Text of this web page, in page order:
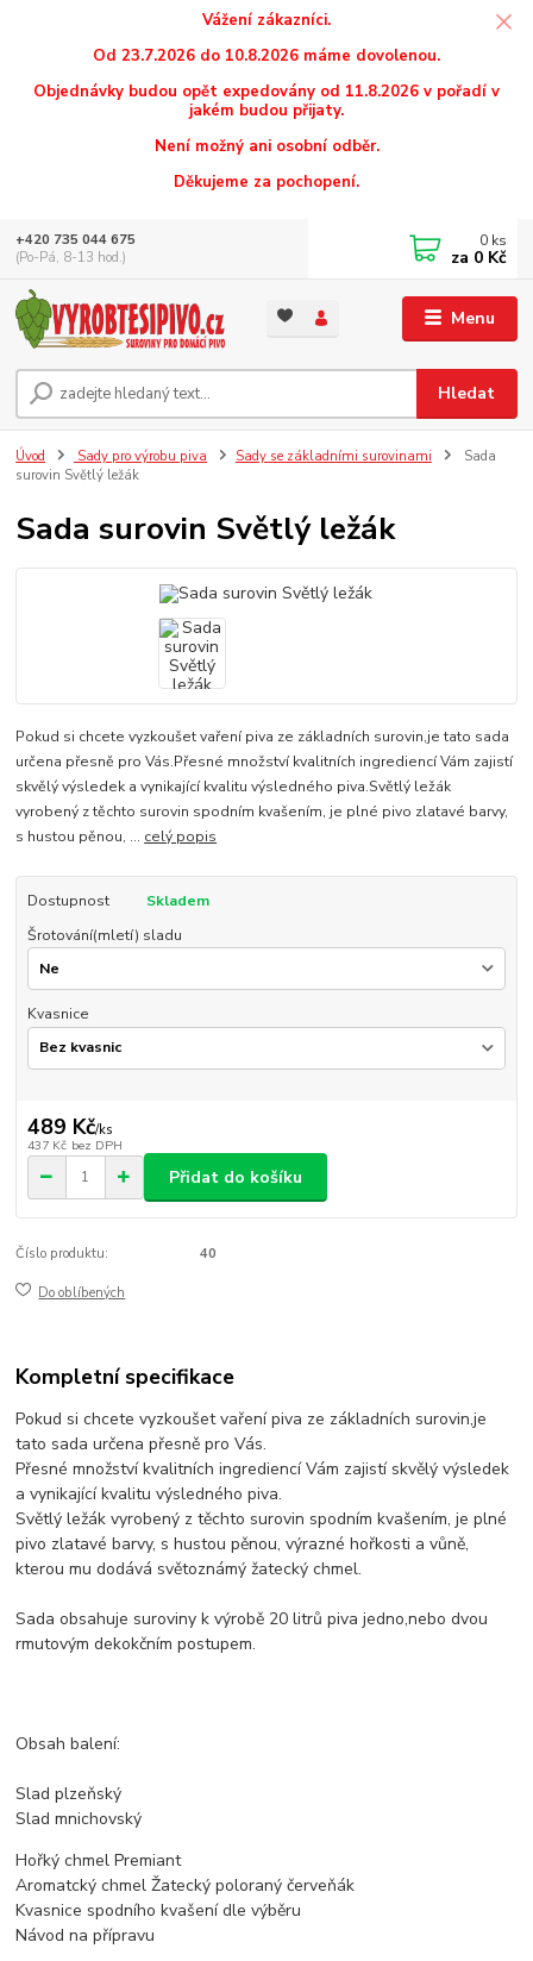
Vážení zákazníci.
Od 23.7.2026 do 10.8.2026 máme dovolenou.
Objednávky budou opět expedovány od 11.8.2026 v pořadí v
jakém budou přijaty.
Není možný ani osobní odběr.
Děkujeme za pochopení.
Menu
Hledat
+420 735 044 675
(Po-Pá, 8-13 hod.)
0 ks
za 0 Kč
Úvod Sady pro výrobu piva Sady se základními surovinami
Sada
surovin Světlý ležák
Sada surovin Světlý ležák
Pokud si chcete vyzkoušet vaření piva ze základních surovin,je tato sada
určena přesně pro Vás.Přesné množství kvalitních ingrediencí Vám zajistí
skvělý výsledek a vynikající kvalitu výsledného piva.Světlý ležák
vyrobený z těchto surovin spodním kvašením, je plné pivo zlatavé barvy,
s hustou pěnou, ... celý popis
Dostupnost
Skladem
Šrotování(mletí) sladu
Kvasnice
489 Kč/ks
437 Kč bez DPH
Přidat do košíku
Číslo produktu: 40
Do oblíbených
Kompletní specifikace
Pokud si chcete vyzkoušet vaření piva ze základních surovin,je
tato sada určena přesně pro Vás.
Přesné množství kvalitních ingrediencí Vám zajistí skvělý výsledek
a vynikající kvalitu výsledného piva.
Světlý ležák vyrobený z těchto surovin spodním kvašením, je plné
pivo zlatavé barvy, s hustou pěnou, výrazné hořkosti a vůně,
kterou mu dodává světoznámý žatecký chmel.
Sada obsahuje suroviny k výrobě 20 litrů piva jedno,nebo dvou
rmutovým dekokčním postupem.
Obsah balení:
Slad plzeňský
Slad mnichovský
Hořký chmel Premiant
Aromatcký chmel Žatecký poloraný červeňák
Kvasnice spodního kvašení dle výběru
Návod na přípravu